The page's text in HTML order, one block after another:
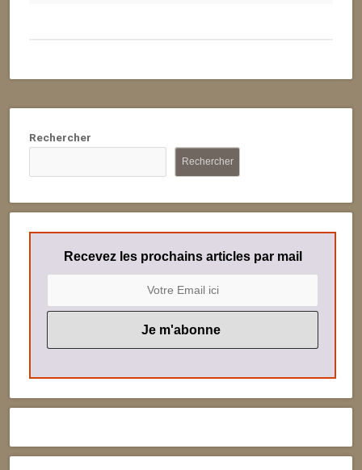
Rechercher
Rechercher
Recevez les prochains articles par mail